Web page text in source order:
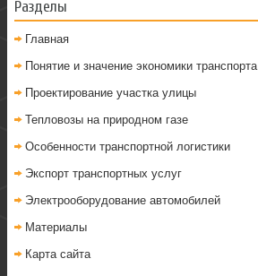
Разделы
Главная
Понятие и значение экономики транспорта
Проектирование участка улицы
Тепловозы на природном газе
Особенности транспортной логистики
Экспорт транспортных услуг
Электрооборудование автомобилей
Материалы
Карта сайта